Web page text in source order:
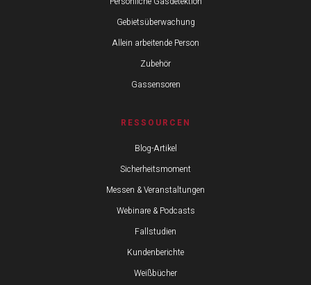
Gebietsüberwachung
Allein arbeitende Person
Zubehör
Gassensoren
RESSOURCEN
Blog-Artikel
Sicherheitsmoment
Messen & Veranstaltungen
Webinare & Podcasts
Fallstudien
Kundenberichte
Weißbücher